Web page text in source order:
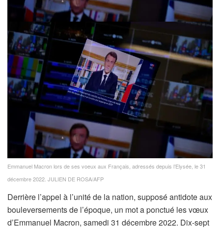
Emmanuel Macron lors de ses voeux aux Français, adressés depuis l’Elysée, le 31
décembre 2022. JULIEN DE ROSA/AFP
Derrière l’appel à l’unité de la nation, supposé antidote aux
bouleversements de l’époque, un mot a ponctué les vœux
d’Emmanuel Macron, samedi 31 décembre 2022. Dix-sept